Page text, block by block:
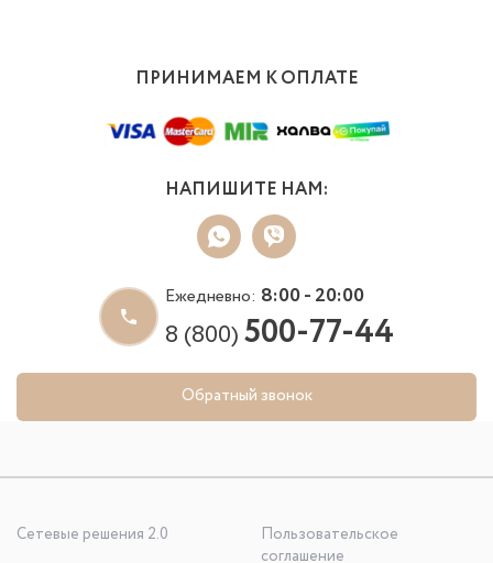
ПРИНИМАЕМ К ОПЛАТЕ
НАПИШИТЕ НАМ:
Ежедневно: 8:00 - 20:00
8 (800)500-77-44
Обратный звонок
Сетевые решения 2.0
Пользовательское
соглашение